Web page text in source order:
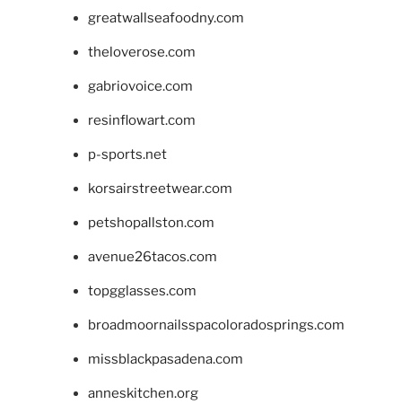
greatwallseafoodny.com
theloverose.com
gabriovoice.com
resinflowart.com
p-sports.net
korsairstreetwear.com
petshopallston.com
avenue26tacos.com
topgglasses.com
broadmoornailsspacoloradosprings.com
missblackpasadena.com
anneskitchen.org